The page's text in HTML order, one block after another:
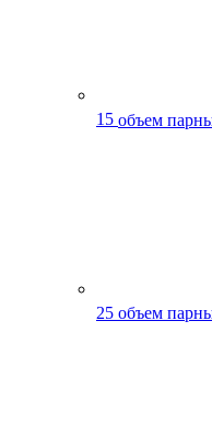
15 объем
25 объем